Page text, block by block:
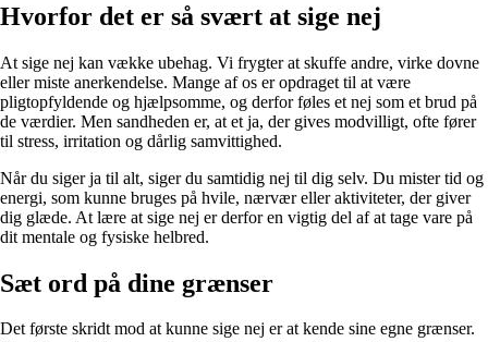
Hvorfor det er så svært at sige nej
At sige nej kan vække ubehag. Vi frygter at skuffe andre, virke dovne
eller miste anerkendelse. Mange af os er opdraget til at være
pligtopfyldende og hjælpsomme, og derfor føles et nej som et brud på
de værdier. Men sandheden er, at et ja, der gives modvilligt, ofte fører
til stress, irritation og dårlig samvittighed.
Når du siger ja til alt, siger du samtidig nej til dig selv. Du mister tid og
energi, som kunne bruges på hvile, nærvær eller aktiviteter, der giver
dig glæde. At lære at sige nej er derfor en vigtig del af at tage vare på
dit mentale og fysiske helbred.
Sæt ord på dine grænser
Det første skridt mod at kunne sige nej er at kende sine egne grænser.